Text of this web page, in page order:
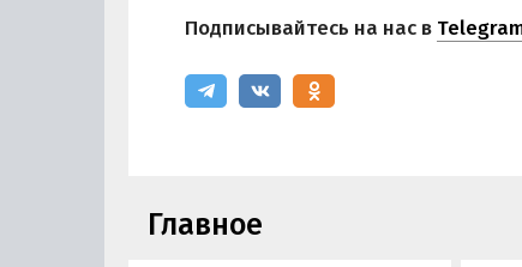
Подписывайтесь на нас в
Главное